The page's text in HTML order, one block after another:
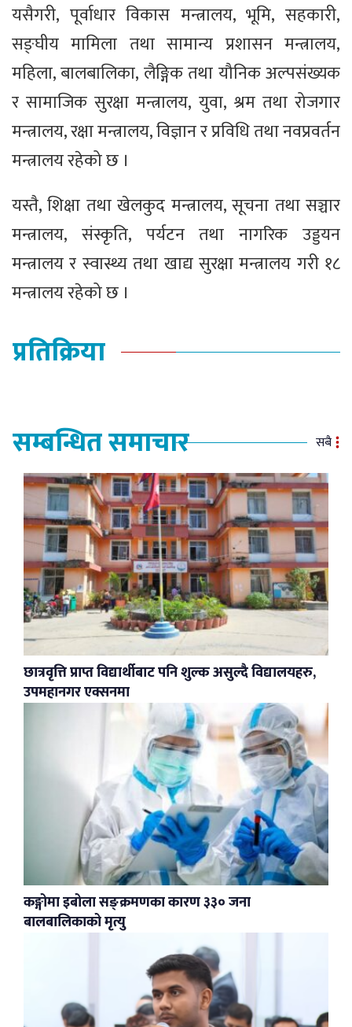
यसैगरी, पूर्वाधार विकास मन्त्रालय, भूमि, सहकारी,
सङ्घीय मामिला तथा सामान्य प्रशासन मन्त्रालय,
महिला, बालबालिका, लैङ्गिक तथा यौनिक अल्पसंख्यक
र सामाजिक सुरक्षा मन्त्रालय, युवा, श्रम तथा रोजगार
मन्त्रालय, रक्षा मन्त्रालय, विज्ञान र प्रविधि तथा नवप्रवर्तन
मन्त्रालय रहेको छ ।
यस्तै, शिक्षा तथा खेलकुद मन्त्रालय, सूचना तथा सञ्चार
मन्त्रालय, संस्कृति, पर्यटन तथा नागरिक उड्डयन
मन्त्रालय र स्वास्थ्य तथा खाद्य सुरक्षा मन्त्रालय गरी १८
मन्त्रालय रहेको छ ।
प्रतिक्रिया
सम्बन्धित समाचार सबै
छात्रवृत्ति प्राप्त विद्यार्थीबाट पनि शुल्क असुल्दै विद्यालयहरु,
उपमहानगर एक्सनमा
कङ्गोमा इबोला सङ्क्रमणका कारण ३३० जना
बालबालिकाको मृत्यु